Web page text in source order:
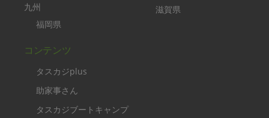
九州
福岡県
滋賀県
コンテンツ
タスカジplus
助家事さん
タスカジブートキャンプ